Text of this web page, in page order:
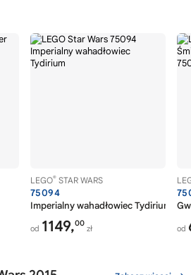
LEGO® STAR WARS
75094
Imperialny wahadłowiec Tydirium™
od 1149,00
zł od